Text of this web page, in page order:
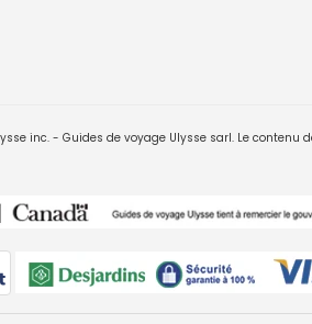
inc. - Guides de voyage Ulysse sarl. Le